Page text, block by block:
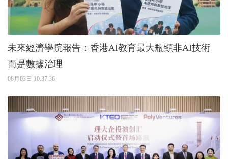
未來經濟學院報告：香港AI教育最大瓶頸非AI技術
而是數據治理
08月03日 10:37:36